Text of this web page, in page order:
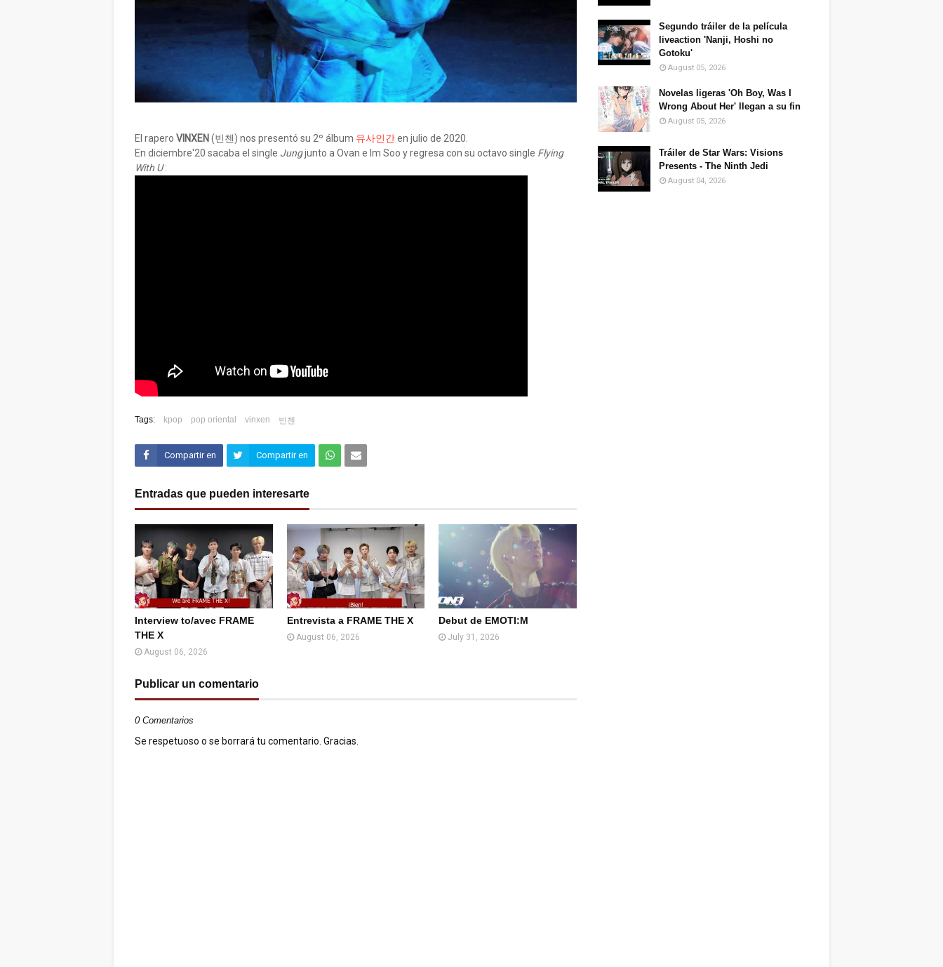
El rapero VINXEN (빈첸) nos presentó su 2º álbum 유사인간en julio de 2020.
En diciembre'20 sacaba el single Jungjunto a Ovan e Im Soo y regresa con su octavo single Flying
With U:
Tags: kpop pop oriental vinxen 빈첸
Compartir en Compartir en
en
What
sApp
(Web
por
Email
Entradas que pueden interesarte
Interview to/avec FRAME
THE X
August 06, 2026
Entrevista a FRAME THE X
August 06, 2026
Debut de EMOTI:M
July 31, 2026
Publicar un comentario
0 Comentarios
Se respetuoso o se borrará tu comentario. Gracias.
Segundo tráiler de la película
liveaction 'Nanji, Hoshi no
Gotoku'
August 05, 2026
Novelas ligeras 'Oh Boy, Was I
Wrong About Her' llegan a su fin
August 05, 2026
Tráiler de Star Wars: Visions
Presents - The Ninth Jedi
August 04, 2026